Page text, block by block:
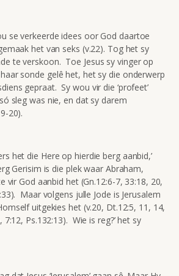
se verkeerde idees oor God daartoe
het van seks (v.22). Tog het sy
te verskoon. Toe Jesus sy vinger op
sonde gelê het, het sy die onderwerp
gepraat. Sy wou vir die ‘profeet’
sleg was nie, en dat sy darem
20).
het die Here op hierdie berg aanbid,’
Gerisim is die plek waar Abraham,
vir God aanbid het (Gn.12:6-7, 33:18, 20,
Maar volgens julle Jode is Jerusalem
uitgekies het (v.20, Dt.12:5, 11, 14,
Ps.132:13). Wie is reg?’ het sy